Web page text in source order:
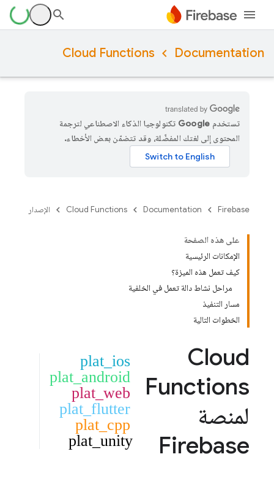
Documentation
Cloud Functions
تستخدم Google تكنولوجيا الذكاء الاصطناعي لترجمة
المحتوى إلى لغتك المفضّلة، وقد تتضمّن بعض الأخطاء.
Firebase
Documentation
Cloud Functions الإصدار
على هذه الصفحة
الإمكانات الرئيسية
كيف تعمل هذه الميزة؟
مراحل نشاط دالة تعمل في الخلفية
مسار التنفيذ
الخطوات التالية
Cloud
Functions
لمنصة
Firebase
plat_ios
plat_android
plat_web
plat_flutter
plat_cpp
plat_unity